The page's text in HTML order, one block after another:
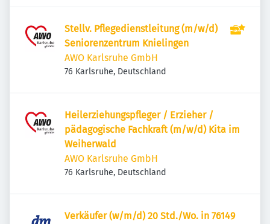
Stellv. Pflegedienstleitung (m/w/d)
Seniorenzentrum Knielingen
AWO Karlsruhe GmbH
76 Karlsruhe, Deutschland
Heilerziehungspfleger / Erzieher /
pädagogische Fachkraft (m/w/d) Kita im
Weiherwald
AWO Karlsruhe GmbH
76 Karlsruhe, Deutschland
Verkäufer (w/m/d) 20 Std./Wo. in 76149